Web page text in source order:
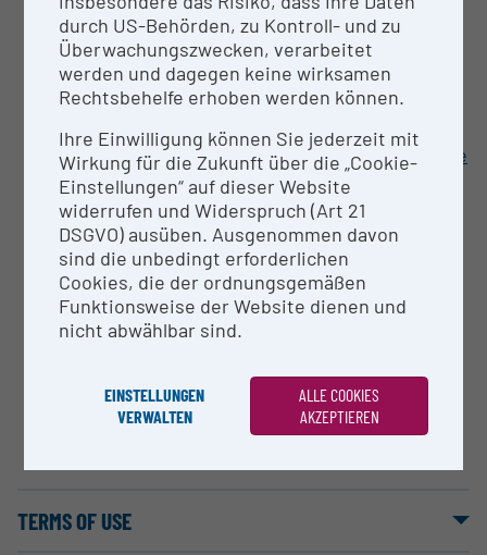
Physical Vapor Deposition of metals and
semiconductors
Atomic Layer Deposition System Savannah 100
Magneto-cryostat
Ti-Sa pulsed laser
Double Spectrometer
Electron-beam lithography system: Raith eLine
plus
III-V Molekularstrahlepitaxie-Anlage
Cleanroom in the LIT Open Innovation Center
Lithography Mask Aligner
Trockenätzanlage mit induktiv gekoppeltem
Plasma
Gerät für maskenlose Photolithographie
Single photon detection systems
Optical Wavelength Meter
Spectrometer and Peltier-cooled CCD for VIS
and NIR spectral range
TERMS OF USE
durch US-Behörden, zu Kontroll- und zu
Überwachungszwecken, verarbeitet
werden und dagegen keine wirksamen
Rechtsbehelfe erhoben werden können.
Ihre Einwilligung können Sie jederzeit mit
Wirkung für die Zukunft über die „Cookie-
Einstellungen“ auf dieser Website
widerrufen und Widerspruch (Art 21
DSGVO) ausüben. Ausgenommen davon
sind die unbedingt erforderlichen
Cookies, die der ordnungsgemäßen
Funktionsweise der Website dienen und
nicht abwählbar sind.
EINSTELLUNGEN
VERWALTEN
ALLE COOKIES
AKZEPTIEREN